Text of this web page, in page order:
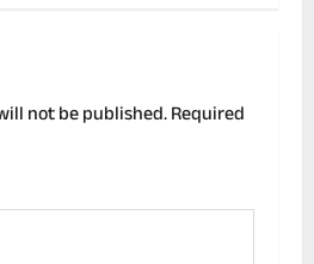
not be published.Required